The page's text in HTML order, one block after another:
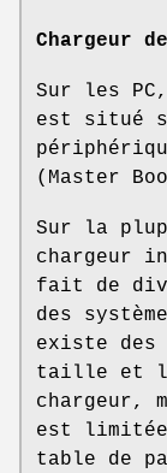
Chargeur
Sur les
est situé
(Master
Sur la
chargeur
fait de
des
existe
taille et la
chargeur,
est
table de